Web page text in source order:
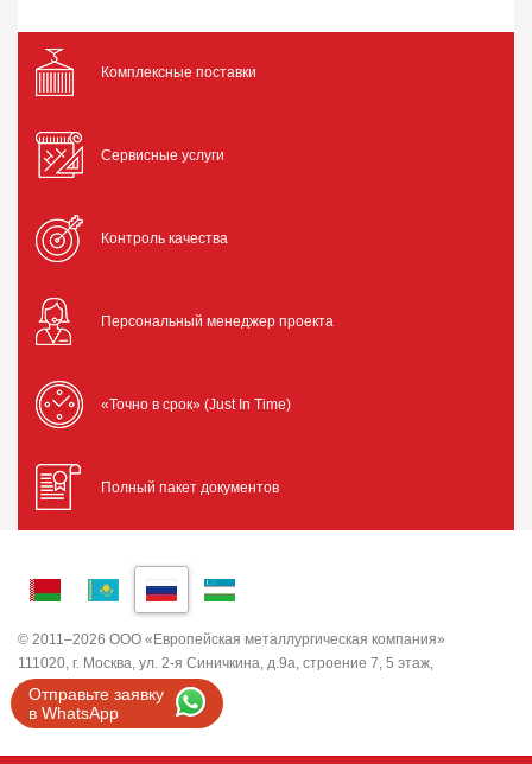
Отправьте заявку
в WhatsApp
Комплексные поставки
Сервисные услуги
Контроль качества
Персональный менеджер проекта
«Точно в срок» (Just In Time)
Полный пакет документов
© 2011–2026 ООО «Европейская металлургическая компания»
111020, г. Москва, ул. 2-я Синичкина, д.9а, строение 7, 5 этаж,
помещение I, комната 5
ИНН 7743820503 ООО "ЕМК"